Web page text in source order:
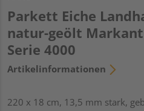
Parkett Eiche
natur-geölt
Serie 4000
Artikelinformationen
220 x 18 cm, 13,5 mm stark,